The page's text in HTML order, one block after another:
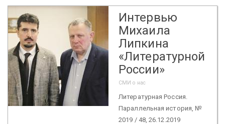
Интервью
Михаила
Липкина
«Литературной
России»
СМИ о нас
Литературная Россия.
Параллельная история, №
2019 / 48, 26.12.2019